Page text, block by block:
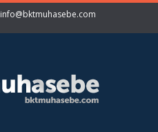
info@bktmuhasebe.com